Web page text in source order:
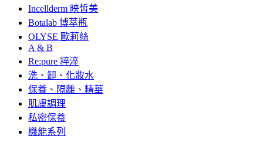
Incellderm 映皙美
Botalab 博萃瓶
OLYSE 歐莉絲
A & B
Re:pure 粹淬
洗、卸、化妝水
保養、隔離、精華
肌膚調理
私密保養
機能系列